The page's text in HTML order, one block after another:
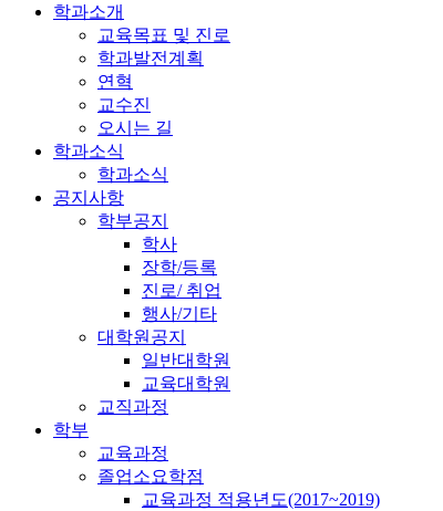
학과소개
교육목표 및 진로
학과발전계획
연혁
교수진
오시는 길
학과소식
학과소식
공지사항
학부공지
학사
장학/등록
진로/ 취업
행사/기타
대학원공지
일반대학원
교육대학원
교직과정
학부
교육과정
졸업소요학점
교육과정 적용년도(2017~2019)